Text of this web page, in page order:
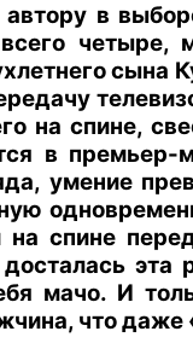
автору в
четыре,
сына
на спине,
в премьер-
умение
спине
мачо. И
что даже